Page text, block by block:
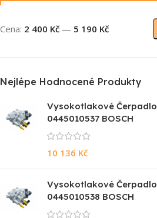
Cena: 2 400 Kč — 5 190 Kč
Nejlépe Hodnocené Produkty
Vysokotlakové Čerpadlo
0445010537 BOSCH
10 136 Kč
Vysokotlakové Čerpadlo
0445010538 BOSCH